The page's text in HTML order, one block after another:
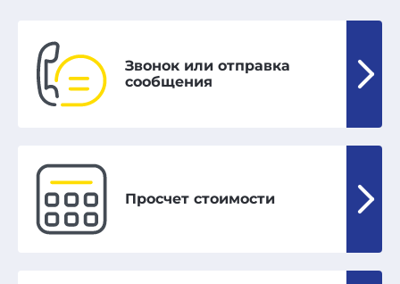
Звонок или отправка
сообщения
Просчет стоимости